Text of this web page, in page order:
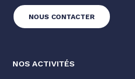
NOUS CONTACTER
NOS ACTIVITÉS